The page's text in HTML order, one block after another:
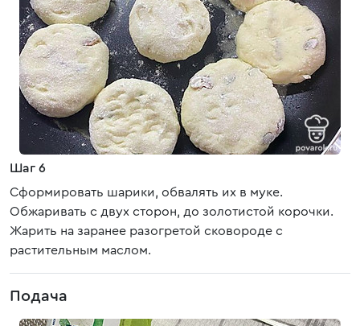
Шаг 6
Сформировать шарики, обвалять их в муке.
Обжаривать с двух сторон, до золотистой корочки.
Жарить на заранее разогретой сковороде с
растительным маслом.
Подача